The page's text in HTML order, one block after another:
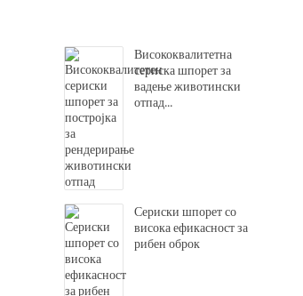
Висококвалитетна
сериска шпорет за
вадење животински
отпад...
Сериски шпорет со
висока ефикасност за
рибен оброк